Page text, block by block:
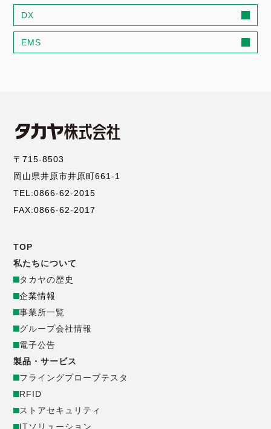
DX
EMS
〒715-8503
岡山県井原市井原町661-1
TEL:0866-62-2015
FAX:0866-62-2017
コ
ー
ポ
レ
ー
ト
TOP
私たちについて
タカヤの歴史
企業情報
事業所一覧
グループ会社情報
電子公告
製品・サービス
フライングプローブテスタ
RFID
ストアセキュリティ
ITソリューション